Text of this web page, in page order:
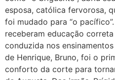
esposa, católica fervorosa,
foi mudado para “o
receberam educação
conduzida nos
de Henrique, Bruno, foi o
conforto da corte para